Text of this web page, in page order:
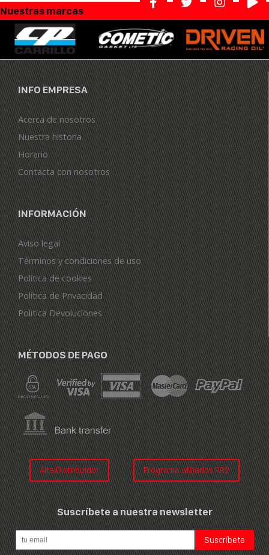
Nuestras marcas
INFO EMPRESA
Acerca de nosotros
Nuestra historia
Horario
Contacta con nosotros
INFORMACIÓN
Aviso legal
Términos y condiciones de uso
Política de cookies
Política de Privacidad
Politica Devoluciones
MÉTODOS DE PAGO
Alta Distribuidor Programa afiliados RR2
Suscríbete a nuestra newsletter